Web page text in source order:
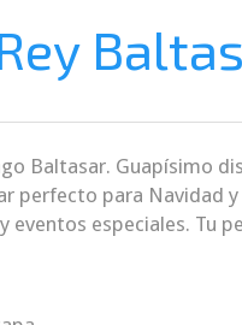
Baltasar. Guapísimo
perfecto para Navidad y
eventos especiales. Tu